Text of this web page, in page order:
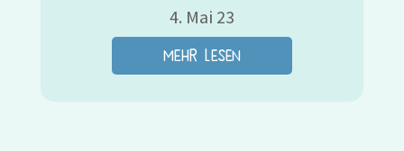
4. Mai 23
mehr lesen